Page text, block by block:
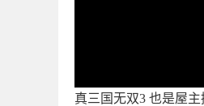
真三国无双3 也是屋